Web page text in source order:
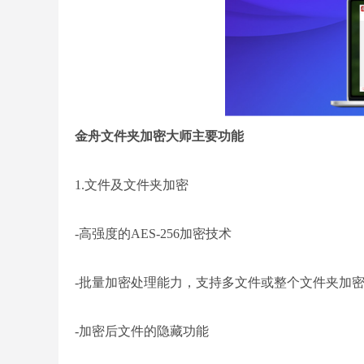
金舟文件夹加密大师主要功能
1.文件及文件夹加密
-高强度的AES-256加密技术
-批量加密处理能力，支持多文件或整个文件夹加密
-加密后文件的隐藏功能